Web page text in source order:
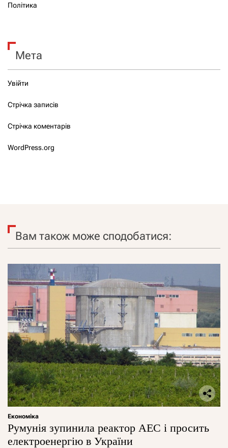
Політика
Мета
Увійти
Стрічка записів
Стрічка коментарів
WordPress.org
Вам також може сподобатися:
Економіка
Румунія зупинила реактор АЕС і просить
електроенергію в України